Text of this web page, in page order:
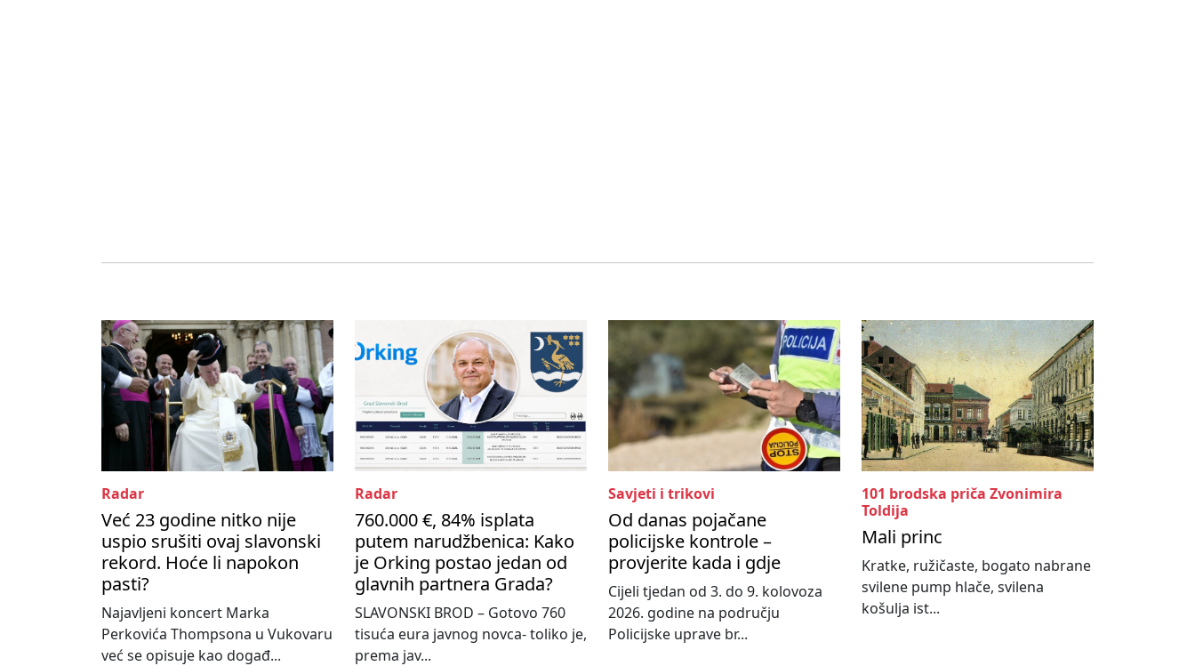
Radar
Već 23 godine nitko nije
uspio srušiti ovaj slavonski
rekord. Hoće li napokon
pasti?
Najavljeni koncert Marka
Perkovića Thompsona u Vukovaru
već se opisuje kao događ...
Radar
760.000 €, 84% isplata
putem narudžbenica: Kako
je Orking postao jedan od
glavnih partnera Grada?
SLAVONSKI BROD – Gotovo 760
tisuća eura javnog novca- toliko je,
prema jav...
Savjeti i trikovi
Od danas pojačane
policijske kontrole –
provjerite kada i gdje
Cijeli tjedan od 3. do 9. kolovoza
2026. godine na području
Policijske uprave br...
101 brodska priča Zvonimira
Toldija
Mali princ
Kratke, ružičaste, bogato nabrane
svilene pump hlače, svilena
košulja ist...